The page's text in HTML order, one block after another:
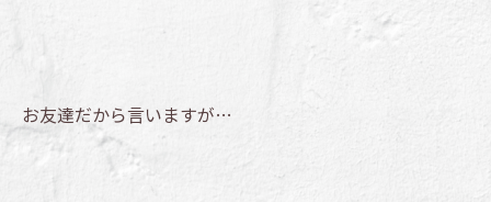
お友達だから言いますが…